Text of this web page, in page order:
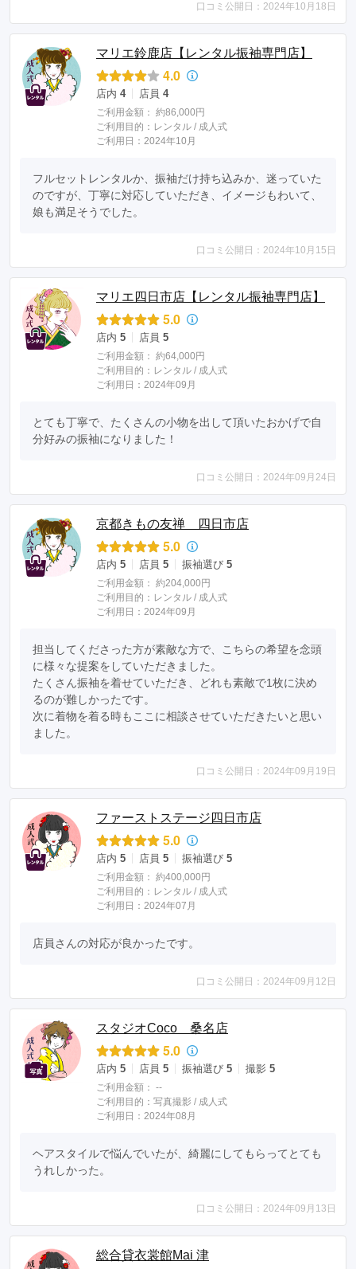
口コミ公開日：2024年10月18日
マリエ鈴鹿店【レンタル振袖専門店】
4.0
店内 4 店員 4
ご利用金額： 約86,000円
ご利用目的： レンタル / 成人式
ご利用日：2024年10月
フルセットレンタルか、振袖だけ持ち込みか、迷っていた
のですが、丁寧に対応していただき、イメージもわいて、
娘も満足そうでした。
口コミ公開日：2024年10月15日
マリエ四日市店【レンタル振袖専門店】
5.0
店内 5 店員 5
ご利用金額： 約64,000円
ご利用目的： レンタル / 成人式
ご利用日：2024年09月
とても丁寧で、たくさんの小物を出して頂いたおかげで自
分好みの振袖になりました！
口コミ公開日：2024年09月24日
京都きもの友禅 四日市店
5.0
店内 5 店員 5 振袖選び 5
ご利用金額： 約204,000円
ご利用目的： レンタル / 成人式
ご利用日：2024年09月
担当してくださった方が素敵な方で、こちらの希望を念頭
に様々な提案をしていただきました。
たくさん振袖を着せていただき、どれも素敵で1枚に決め
るのが難しかったです。
次に着物を着る時もここに相談させていただきたいと思い
ました。
口コミ公開日：2024年09月19日
ファーストステージ四日市店
5.0
店内 5 店員 5 振袖選び 5
ご利用金額： 約400,000円
ご利用目的： レンタル / 成人式
ご利用日：2024年07月
店員さんの対応が良かったです。
口コミ公開日：2024年09月12日
スタジオCoco 桑名店
5.0
店内 5 店員 5 振袖選び 5 撮影 5
ご利用金額： --
ご利用目的： 写真撮影 / 成人式
ご利用日：2024年08月
ヘアスタイルで悩んでいたが、綺麗にしてもらってとても
うれしかった。
口コミ公開日：2024年09月13日
総合貸衣裳館Mai 津